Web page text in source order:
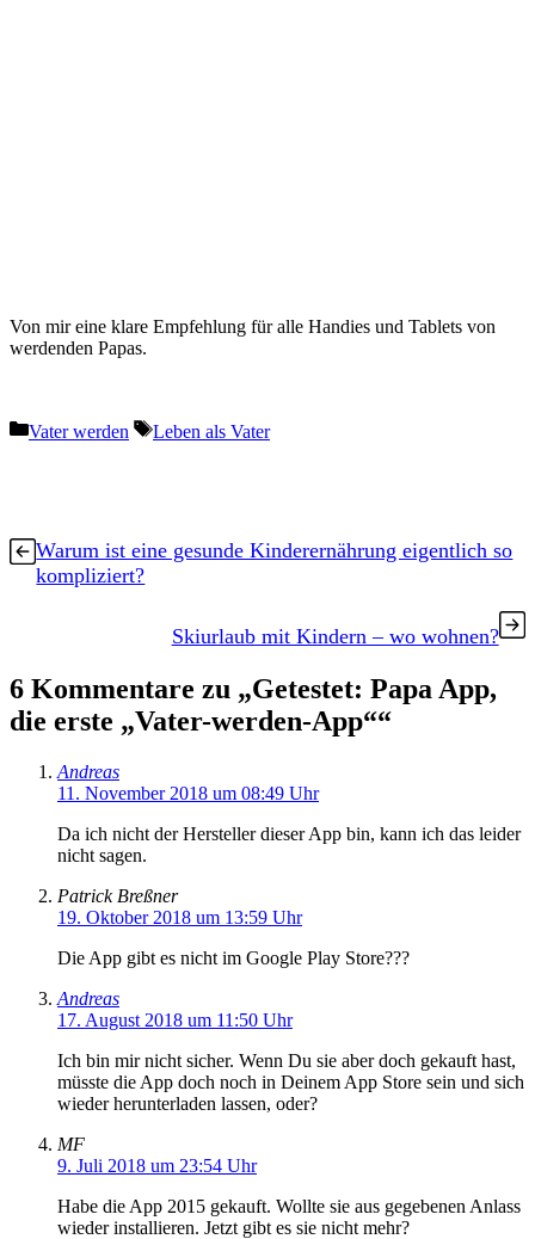
Von mir eine klare Empfehlung für alle Handies und Tablets von
werdenden Papas.
Kategorien
Vater werden Schlagwörter
Leben als Vater
Warum ist eine gesunde Kinderernährung eigentlich so
kompliziert?
Skiurlaub mit Kindern – wo wohnen?
6 Kommentare zu „Getestet: Papa App,
die erste „Vater-werden-App““
Andreas
11. November 2018 um 08:49 Uhr
Da ich nicht der Hersteller dieser App bin, kann ich das leider
nicht sagen.
Patrick Breßner
19. Oktober 2018 um 13:59 Uhr
Die App gibt es nicht im Google Play Store???
Andreas
17. August 2018 um 11:50 Uhr
Ich bin mir nicht sicher. Wenn Du sie aber doch gekauft hast,
müsste die App doch noch in Deinem App Store sein und sich
wieder herunterladen lassen, oder?
MF
9. Juli 2018 um 23:54 Uhr
Habe die App 2015 gekauft. Wollte sie aus gegebenen Anlass
wieder installieren. Jetzt gibt es sie nicht mehr?